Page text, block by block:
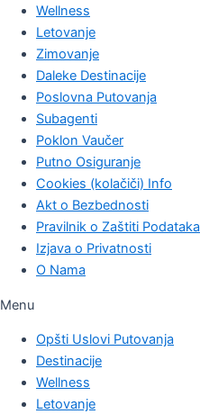
Wellness
Letovanje
Zimovanje
Daleke Destinacije
Poslovna Putovanja
Subagenti
Poklon Vaučer
Putno Osiguranje
Cookies (kolačiči) Info
Akt o Bezbednosti
Pravilnik o Zaštiti Podataka
Izjava o Privatnosti
O Nama
Menu
Opšti Uslovi Putovanja
Destinacije
Wellness
Letovanje